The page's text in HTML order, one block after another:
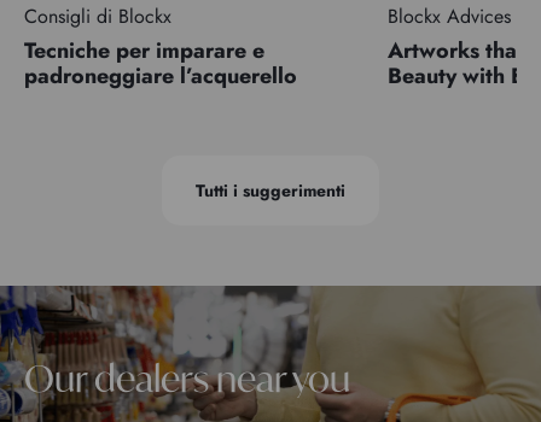
Consigli di Blockx
Tecniche per imparare e
padroneggiare l’acquerello
Blockx Advices
Artworks that
Beauty with
Tutti i suggerimenti
Our dealers near you